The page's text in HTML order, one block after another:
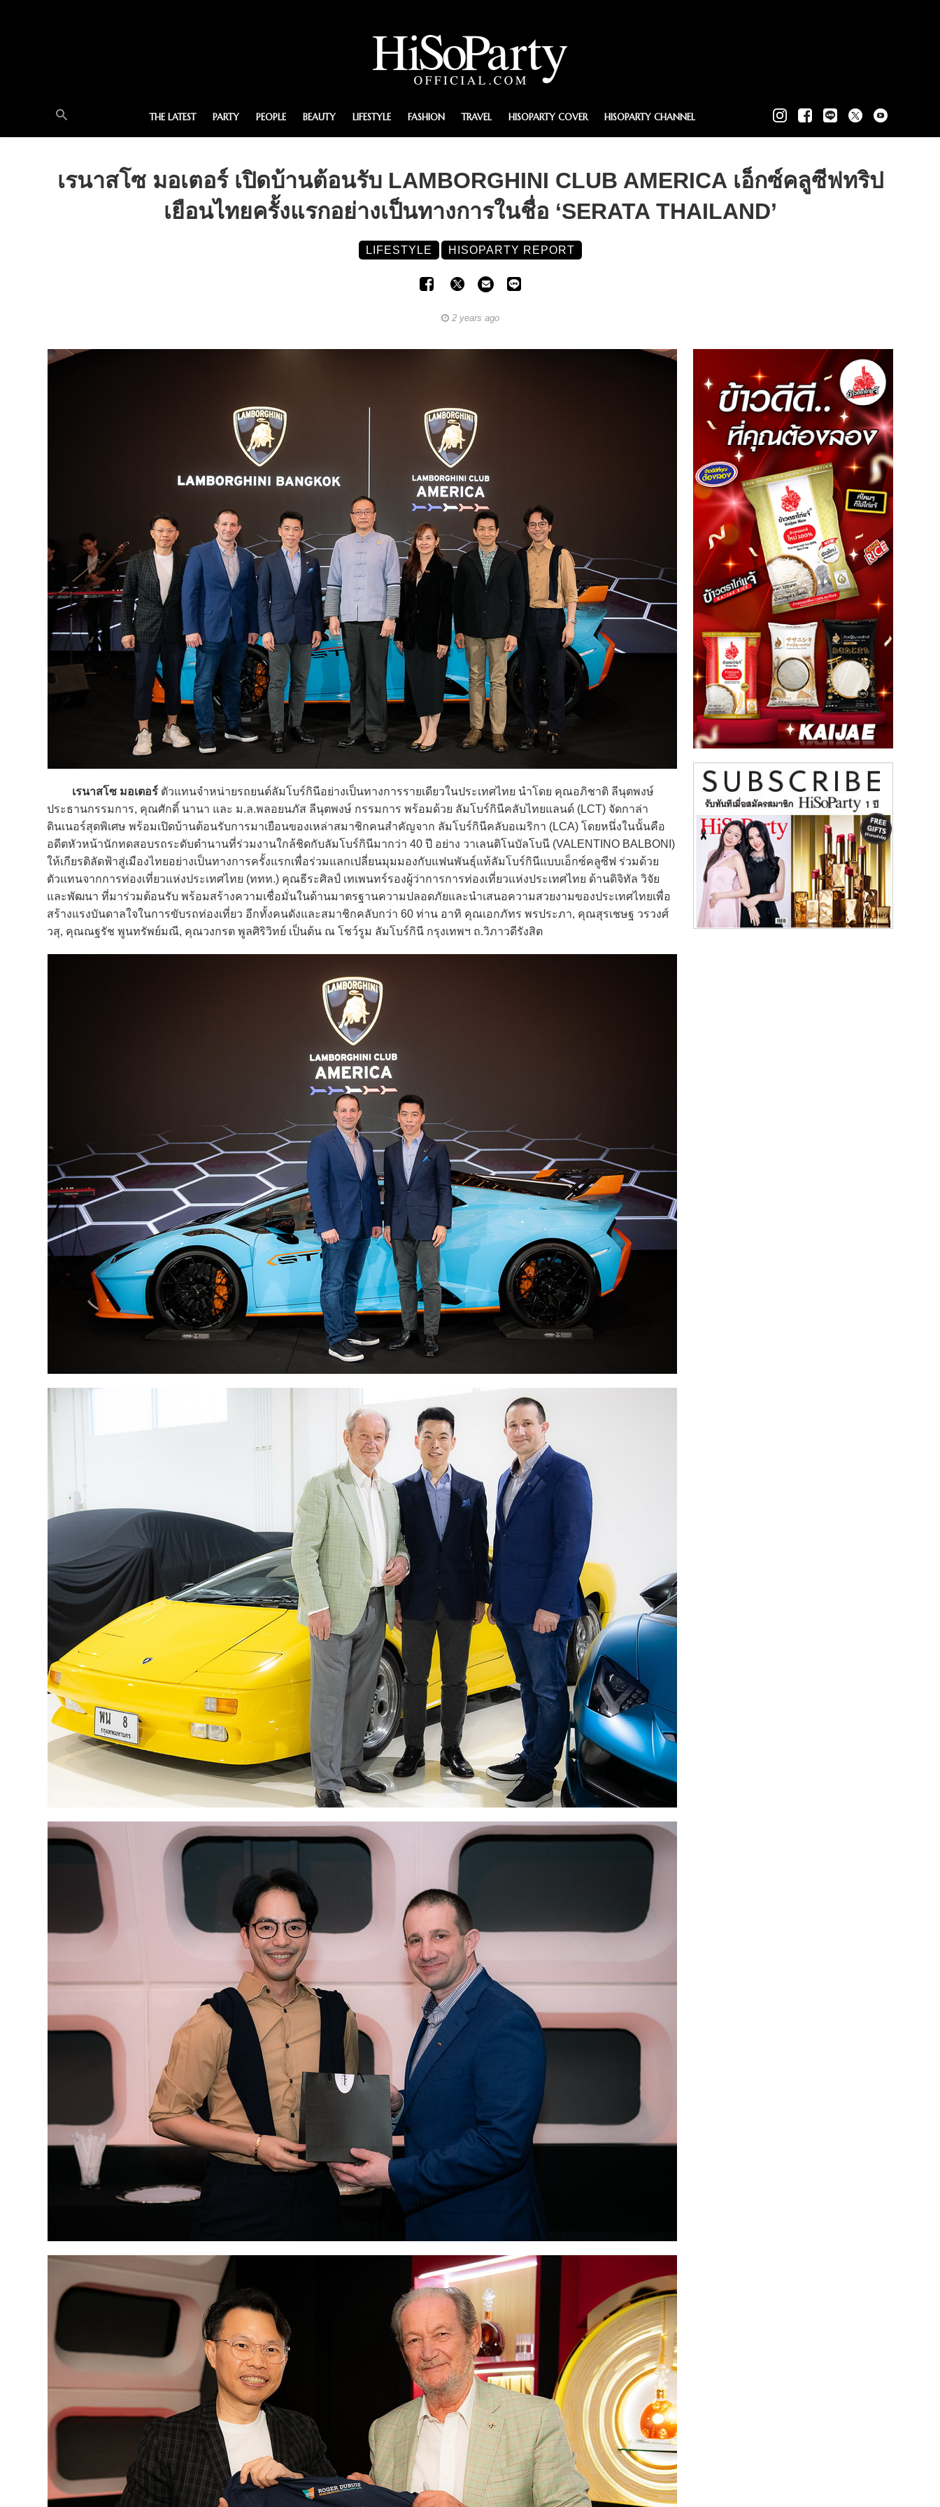
THE LATEST PARTY PEOPLE BEAUTY LIFESTYLE FASHION TRAVEL HISOPARTY COVER HISOPARTY CHANNEL
เรนาสโซ มอเตอร์ เปิดบ้านต้อนรับ LAMBORGHINI CLUB AMERICA เอ็กซ์คลูซีฟทริป
เยือนไทยครั้งแรกอย่างเป็นทางการในชื่อ ‘SERATA THAILAND’
LIFESTYLE HISOPARTY REPORT
2 years ago
เรนาสโซ มอเตอร์ ตัวแทนจำหน่ายรถยนต์ลัมโบร์กินีอย่างเป็นทางการรายเดียวในประเทศไทย นำโดย คุณอภิชาติ ลีนุตพงษ์
ประธานกรรมการ, คุณศักดิ์ นานา และ ม.ล.พลอยนภัส ลีนุตพงษ์ กรรมการ พร้อมด้วย ลัมโบร์กินีคลับไทยแลนด์ (LCT) จัดกาล่า
ดินเนอร์สุดพิเศษ พร้อมเปิดบ้านต้อนรับการมาเยือนของเหล่าสมาชิกคนสำคัญจาก ลัมโบร์กินีคลับอเมริกา (LCA) โดยหนึ่งในนั้นคือ
อดีตหัวหน้านักทดสอบรถระดับตำนานที่ร่วมงานใกล้ชิดกับลัมโบร์กินีมากว่า 40 ปี อย่าง วาเลนติโนบัลโบนี (VALENTINO BALBONI)
ให้เกียรติลัดฟ้าสู่เมืองไทยอย่างเป็นทางการครั้งแรกเพื่อร่วมแลกเปลี่ยนมุมมองกับแฟนพันธุ์แท้ลัมโบร์กินีแบบเอ็กซ์คลูซีฟ ร่วมด้วย
ตัวแทนจากการท่องเที่ยวแห่งประเทศไทย (ททท.) คุณธีระศิลป์ เทเพนทร์รองผู้ว่าการการท่องเที่ยวแห่งประเทศไทย ด้านดิจิทัล วิจัย
และพัฒนา ที่มาร่วมต้อนรับ พร้อมสร้างความเชื่อมั่นในด้านมาตรฐานความปลอดภัยและนำเสนอความสวยงามของประเทศไทยเพื่อ
สร้างแรงบันดาลใจในการขับรถท่องเที่ยว อีกทั้งคนดังและสมาชิกคลับกว่า 60 ท่าน อาทิ คุณเอกภัทร พรประภา, คุณสุรเชษฐ วรวงศ์
วสุ, คุณณฐรัช พูนทรัพย์มณี, คุณวงกรต พูลศิริวิทย์ เป็นต้น ณ โชว์รูม ลัมโบร์กินี กรุงเทพฯ ถ.วิภาวดีรังสิต